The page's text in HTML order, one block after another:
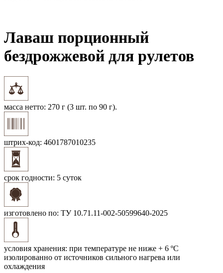
Лаваш порционный
бездрожжевой для рулетов
масса нетто: 270 г (3 шт. по 90 г).
штрих-код: 4601787010235
срок годности: 5 суток
изготовлено по: ТУ 10.71.11-002-50599640-2025
условия хранения: при температуре не ниже + 6 ºС
изолированно от источников сильного нагрева или
охлаждения